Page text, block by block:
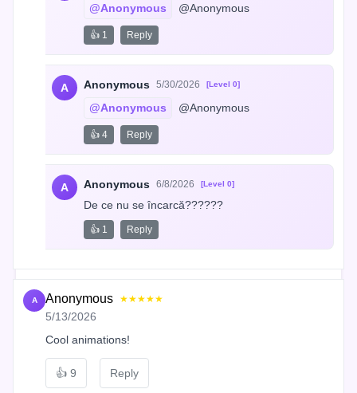
@Anonymous @Anonymous
👍 1 Reply
A Anonymous 5/30/2026 [Level 0]
@Anonymous @Anonymous
👍 4 Reply
A Anonymous 6/8/2026 [Level 0]
De ce nu se încarcă??????
👍 1 Reply
A Anonymous ★★★★★
5/13/2026
Cool animations!
👍 9 Reply